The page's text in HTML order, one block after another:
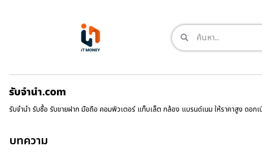
รับจํานํา.com
รับจำนำ รับซื้อ รับขายฝาก มือถือ คอมพิวเตอร์ แท็บเล็ต กล้อง แบรนด์เนม ให้ราคาสูง ดอกเ
บทความ